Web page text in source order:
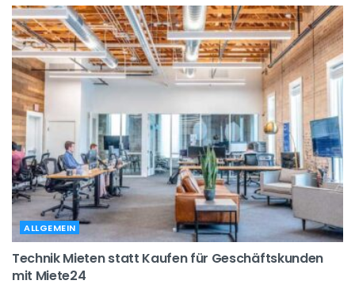
ALLGEMEIN
Technik Mieten statt Kaufen für Geschäftskunden
mit Miete24